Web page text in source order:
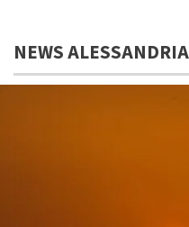
NEWS ALESSANDRIA